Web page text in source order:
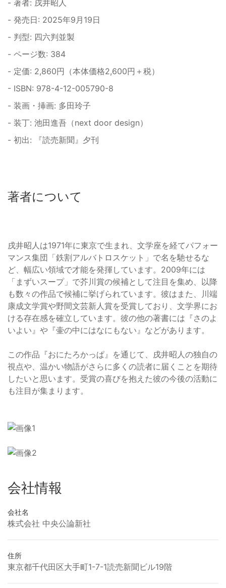
- 著者: 戌井昭人
- 発売日: 2025年9月19日
- 判型: 四六判並製
- ページ数: 384
- 定価: 2,860円（本体価格2,600円＋税）
- ISBN: 978-4-12-005790-8
- 装画・挿画: 多田玲子
- 装丁: 池田進吾（next door design）
- 初出: 『読売新聞』夕刊
著者について
戌井昭人は1971年に東京で生まれ、文学座を経てパフォー
マンス集団「鉄割アルバトロスケット」で名を馳せるな
ど、幅広い領域で才能を発揮しています。2009年には
「まずいスープ」で芥川賞の候補として注目を集め、以降
も数々の作品で候補に挙げられています。彼はまた、川端
康成文学賞や野間文芸新人賞を受賞しており、文学界にお
ける存在感を確立しています。彼の他の著書には『さのよ
いよい』や『壷の中にはなにもない』などがあります。
この作品『おにたろかっぱ』を通じて、戌井昭人の独自の
視点や、温かい物語がさらに多くの読者に届くことを期待
したいと思います。受賞の喜びを抱えた彼の今後の活動に
も注目が集まります。
会社情報
会社名
株式会社 中央公論新社
住所
東京都千代田区大手町1-7-1読売新聞ビル19階